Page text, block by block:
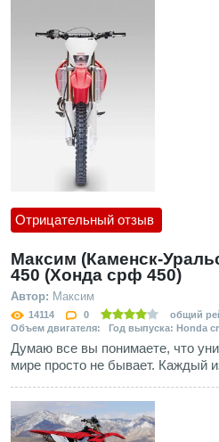
Отрицательный отзыв
Максим (Каменск-
450 (Хонда срф 450)
Автор: Максим
14114 0
общий
Объем двигателя: Год выпуска: Honda
Думаю все вы понимаете, что
мире просто не бывает. Каждый